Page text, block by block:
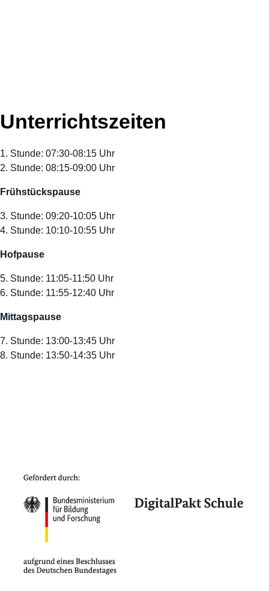
Unterrichtszeiten
1. Stunde: 07:30-08:15 Uhr
2. Stunde: 08:15-09:00 Uhr
Frühstückspause
3. Stunde: 09:20-10:05 Uhr
4. Stunde: 10:10-10:55 Uhr
Hofpause
5. Stunde: 11:05-11:50 Uhr
6. Stunde: 11:55-12:40 Uhr
Mittagspause
7. Stunde: 13:00-13:45 Uhr
8. Stunde: 13:50-14:35 Uhr